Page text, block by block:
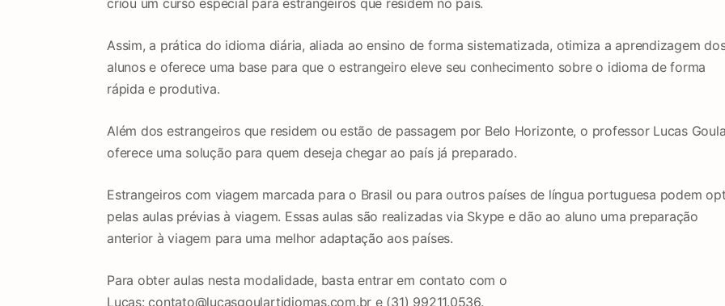
Assim, a prática do idioma diária, aliada ao ensino de forma sistematizada, otimiza a aprendizagem
alunos e oferece uma base para que o estrangeiro eleve seu conhecimento sobre o idioma de forma
rápida e produtiva.
Além dos estrangeiros que residem ou estão de passagem por Belo Horizonte, o professor Lucas
oferece uma solução para quem deseja chegar ao país já preparado.
Estrangeiros com viagem marcada para o Brasil ou para outros países de língua portuguesa podem
pelas aulas prévias à viagem. Essas aulas são realizadas via Skype e dão ao aluno uma preparação
anterior à viagem para uma melhor adaptação aos países.
Para obter aulas nesta modalidade, basta entrar em contato com o
Lucas: contato@lucasgoulartidiomas.com.br e (31) 99211.0536.